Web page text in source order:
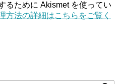
るために Akismet を使ってい
方法の詳細はこちらをご覧く